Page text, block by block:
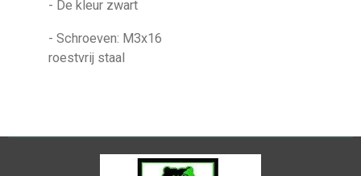
- De kleur zwart
- Schroeven: M3x16
roestvrij staal